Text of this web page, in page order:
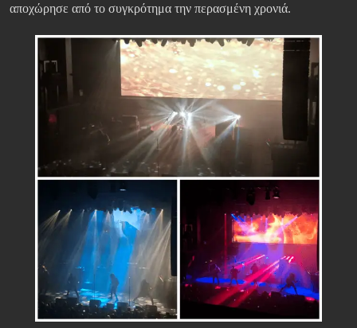
αποχώρησε από το συγκρότημα την περασμένη χρονιά.